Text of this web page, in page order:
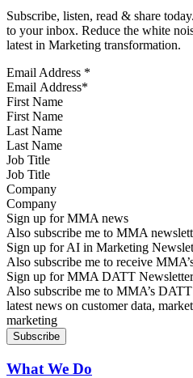
Subscribe, listen, read & share
to your inbox. Reduce the white
latest in Marketing transformation.
Email Address *
First Name
Last Name
Job Title
Company
Sign up for MMA news
Also subscribe me to MMA
Sign up for AI in Marketing
Also subscribe me to receive
Sign up for MMA DATT Newsletter
Also subscribe me to MMA’s
latest news on customer data,
marketing
What We Do